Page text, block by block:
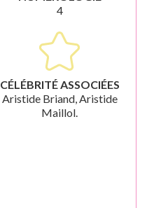
4
CÉLÉBRITÉ ASSOCIÉES
Aristide Briand, Aristide
Maillol.